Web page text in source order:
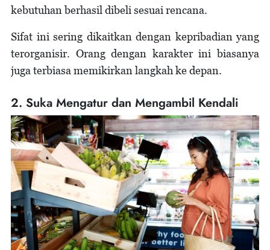
kebutuhan berhasil dibeli sesuai rencana.
Sifat ini sering dikaitkan dengan kepribadian yang
terorganisir. Orang dengan karakter ini biasanya
juga terbiasa memikirkan langkah ke depan.
2. Suka Mengatur dan Mengambil Kendali